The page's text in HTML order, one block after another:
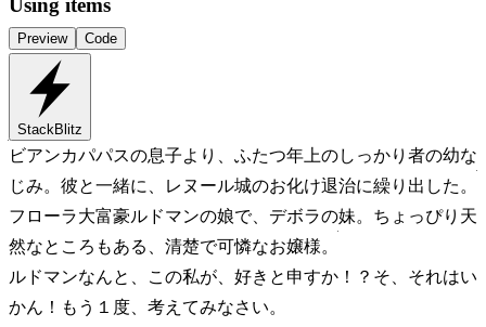
Using items
Preview Code
StackBlitz
ビアンカパパスの息子より、ふたつ年上のしっかり者の幼な
じみ。彼と一緒に、レヌール城のお化け退治に繰り出した。
フローラ大富豪ルドマンの娘で、デボラの妹。ちょっぴり天
然なところもある、清楚で可憐なお嬢様。
ルドマンなんと、この私が、好きと申すか！？そ、それはい
かん！もう１度、考えてみなさい。